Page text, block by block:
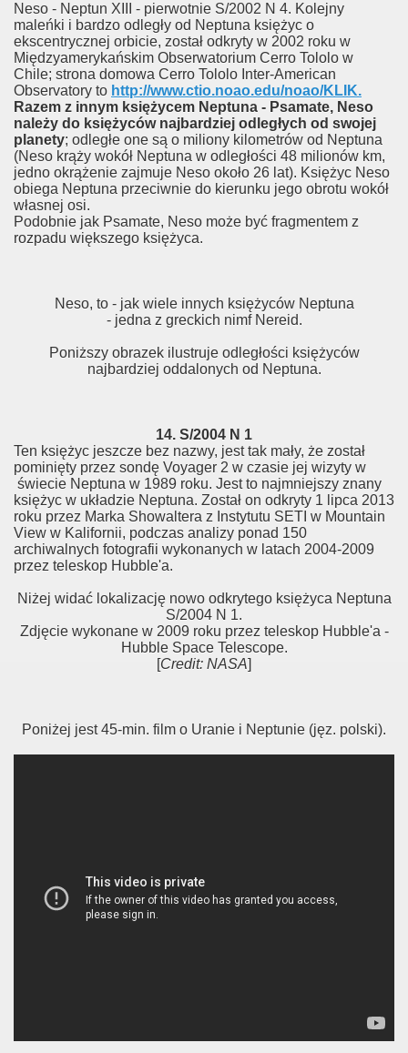
Neso - Neptun XIII - pierwotnie S/2002 N 4. Kolejny
maleńki i bardzo odległy od Neptuna księżyc o
ekscentrycznej orbicie, został odkryty w 2002 roku w
Międzyamerykańskim Obserwatorium Cerro Tololo w
Chile; strona domowa Cerro Tololo Inter-American
Observatory to http://www.ctio.noao.edu/noao/KLIK.
Razem z innym księżycem Neptuna - Psamate, Neso
należy do księżyców najbardziej odległych od swojej
planety; odległe one są o miliony kilometrów od Neptuna
(Neso krąży wokół Neptuna w odległości 48 milionów km,
jedno okrążenie zajmuje Neso około 26 lat). Księżyc Neso
obiega Neptuna przeciwnie do kierunku jego obrotu wokół
własnej osi.
Podobnie jak Psamate, Neso może być fragmentem z
rozpadu większego księżyca.
Neso, to - jak wiele innych księżyców Neptuna
- jedna z greckich nimf Nereid.
Poniższy obrazek ilustruje odległości księżyców
najbardziej oddalonych od Neptuna.
14. S/2004 N 1
Ten księżyc jeszcze bez nazwy, jest tak mały, że został
pominięty przez sondę Voyager 2 w czasie jej wizyty w
świecie Neptuna w 1989 roku. Jest to najmniejszy znany
księżyc w układzie Neptuna. Został on odkryty 1 lipca 2013
roku przez Marka Showaltera z Instytutu SETI w Mountain
View w Kalifornii, podczas analizy ponad 150
archiwalnych fotografii wykonanych w latach 2004-2009
przez teleskop Hubble'a.
Niżej widać lokalizację nowo odkrytego księżyca Neptuna
S/2004 N 1.
Zdjęcie wykonane w 2009 roku przez teleskop Hubble'a -
Hubble Space Telescope.
[Credit: NASA]
Poniżej jest 45-min. film o Uranie i Neptunie (jęz. polski).